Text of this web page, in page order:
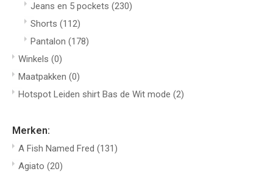
Jeans en 5 pockets (230)
Shorts (112)
Pantalon (178)
Winkels (0)
Maatpakken (0)
Hotspot Leiden shirt Bas de Wit mode (2)
Merken:
A Fish Named Fred (131)
Agiato (20)